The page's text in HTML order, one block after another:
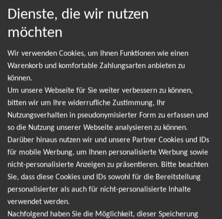
NEWSLETTER
Modern Talking keine Termine. Wir informieren
dich jedoch gerne direkt, sobald es neue Termine
gibt. Einfach hier für den Thomas Anders sings
Modern Talking Newsletter anmelden und keine
Angebote und Tourdaten mehr verpassen!
Ich möchte den regelmäßig erscheinenden Newsletter
abonnieren und bin daher mit einer Speicherung meiner E-
Mail-Adresse zum Zweck der Zustellung des Newsletters
entsprechend der
Newsletter kann ich jederzeit wieder abbestellen.
Dienste, die wir nutzen
möchten
Wir verwenden Cookies, um Ihnen Funktionen wie einen
Warenkorb und komfortable Zahlungsarten anbieten zu
können.
Um unsere Webseite für Sie weiter verbessern zu können,
bitten wir um Ihre widerrufliche Zustimmung, Ihr
Nutzungsverhalten in pseudonymisierter Form zu erfassen und
so die Nutzung unserer Webseite analysieren zu können.
Darüber hinaus nutzen wir und unsere Partner Cookies und IDs
für mobile Werbung, um Ihnen personalisierte Werbung sowie
nicht-personalisierte Anzeigen zu präsentieren. Bitte beachten
Sie, dass diese Cookies und IDs sowohl für die Bereitstellung
personalisierter als auch für nicht-personalisierte Inhalte
verwendet werden.
Nachfolgend haben Sie die Möglichkeit, dieser Speicherung